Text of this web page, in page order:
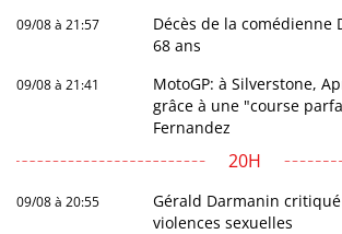
09/08 à 21:57
Décès de la comédienne
68 ans
09/08 à 21:41
MotoGP: à Silverstone,
grâce à une "course
Fernandez
20H
09/08 à 20:55
Gérald Darmanin critiqué
violences sexuelles